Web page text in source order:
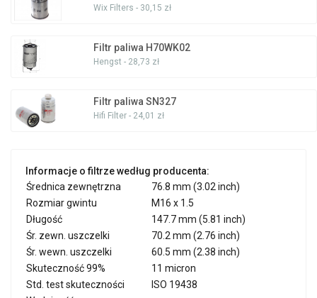
Wix Filters - 30,15 zł
Filtr paliwa H70WK02
Hengst - 28,73 zł
Filtr paliwa SN327
Hifi Filter - 24,01 zł
Informacje o filtrze według producenta:
Średnica zewnętrzna
76.8 mm (3.02 inch)
Rozmiar gwintu
M16 x 1.5
Długość
147.7 mm (5.81 inch)
Śr. zewn. uszczelki
70.2 mm (2.76 inch)
Śr. wewn. uszczelki
60.5 mm (2.38 inch)
Skuteczność 99%
11 micron
Std. test skuteczności
ISO 19438